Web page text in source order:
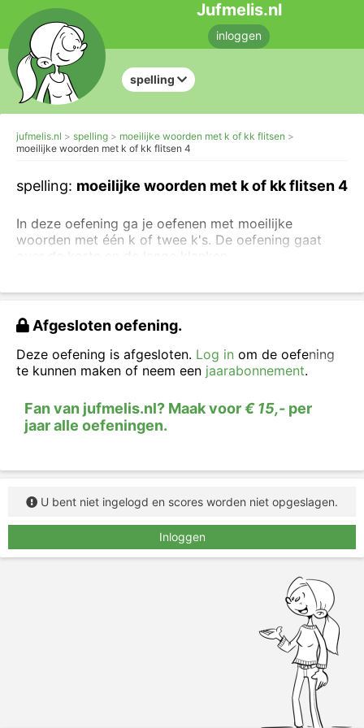
Jufmelis.nl
inloggen
spelling
jufmelis.nl spelling
moeilijke woorden met k of kk flitsen
moeilijke woorden met k of kk flitsen 4
spelling: moeilijke woorden met k of kk flitsen 4
In deze oefening ga je oefenen met moeilijke
woorden met één k of twee k's. De oefening gaat
Neem het woord over en vul in: k of kk.
Afgesloten oefening.
Deze oefening is afgesloten. Log in om de oefening
te kunnen maken of neem een jaarabonnement.
Fan van jufmelis.nl? Maak voor€ 15,- per
jaar alle oefeningen.
U bent niet ingelogd en scores worden niet opgeslagen.
Inloggen